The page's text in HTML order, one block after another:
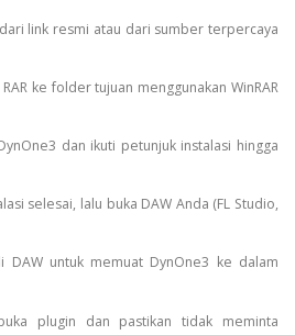
link resmi atau dari sumber terpercaya
ke folder tujuan menggunakan WinRAR
dan ikuti petunjuk instalasi hingga
selesai, lalu buka DAW Anda (FL Studio,
DAW untuk memuat DynOne3 ke dalam
plugin dan pastikan tidak meminta